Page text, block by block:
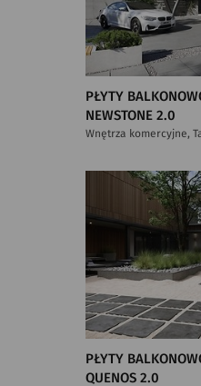
PŁYTY
NEWSTONE 2.0
Wnętrza komercyjne,
PŁYTY
QUENOS 2.0